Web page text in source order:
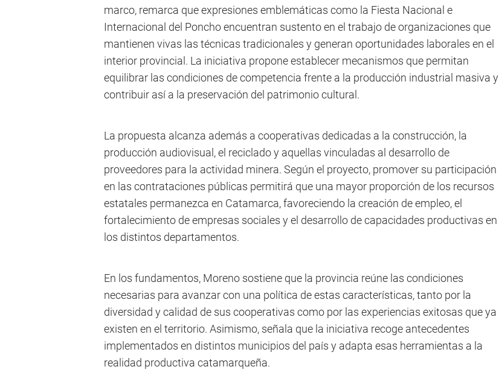
marco, remarca que expresiones emblemáticas como la Fiesta Nacional e
Internacional del Poncho encuentran sustento en el trabajo de organizaciones que
mantienen vivas las técnicas tradicionales y generan oportunidades laborales en el
interior provincial. La iniciativa propone establecer mecanismos que permitan
equilibrar las condiciones de competencia frente a la producción industrial masiva y
contribuir así a la preservación del patrimonio cultural.
La propuesta alcanza además a cooperativas dedicadas a la construcción, la
producción audiovisual, el reciclado y aquellas vinculadas al desarrollo de
proveedores para la actividad minera. Según el proyecto, promover su participación
en las contrataciones públicas permitirá que una mayor proporción de los recursos
estatales permanezca en Catamarca, favoreciendo la creación de empleo, el
fortalecimiento de empresas sociales y el desarrollo de capacidades productivas en
los distintos departamentos.
En los fundamentos, Moreno sostiene que la provincia reúne las condiciones
necesarias para avanzar con una política de estas características, tanto por la
diversidad y calidad de sus cooperativas como por las experiencias exitosas que ya
existen en el territorio. Asimismo, señala que la iniciativa recoge antecedentes
implementados en distintos municipios del país y adapta esas herramientas a la
realidad productiva catamarqueña.